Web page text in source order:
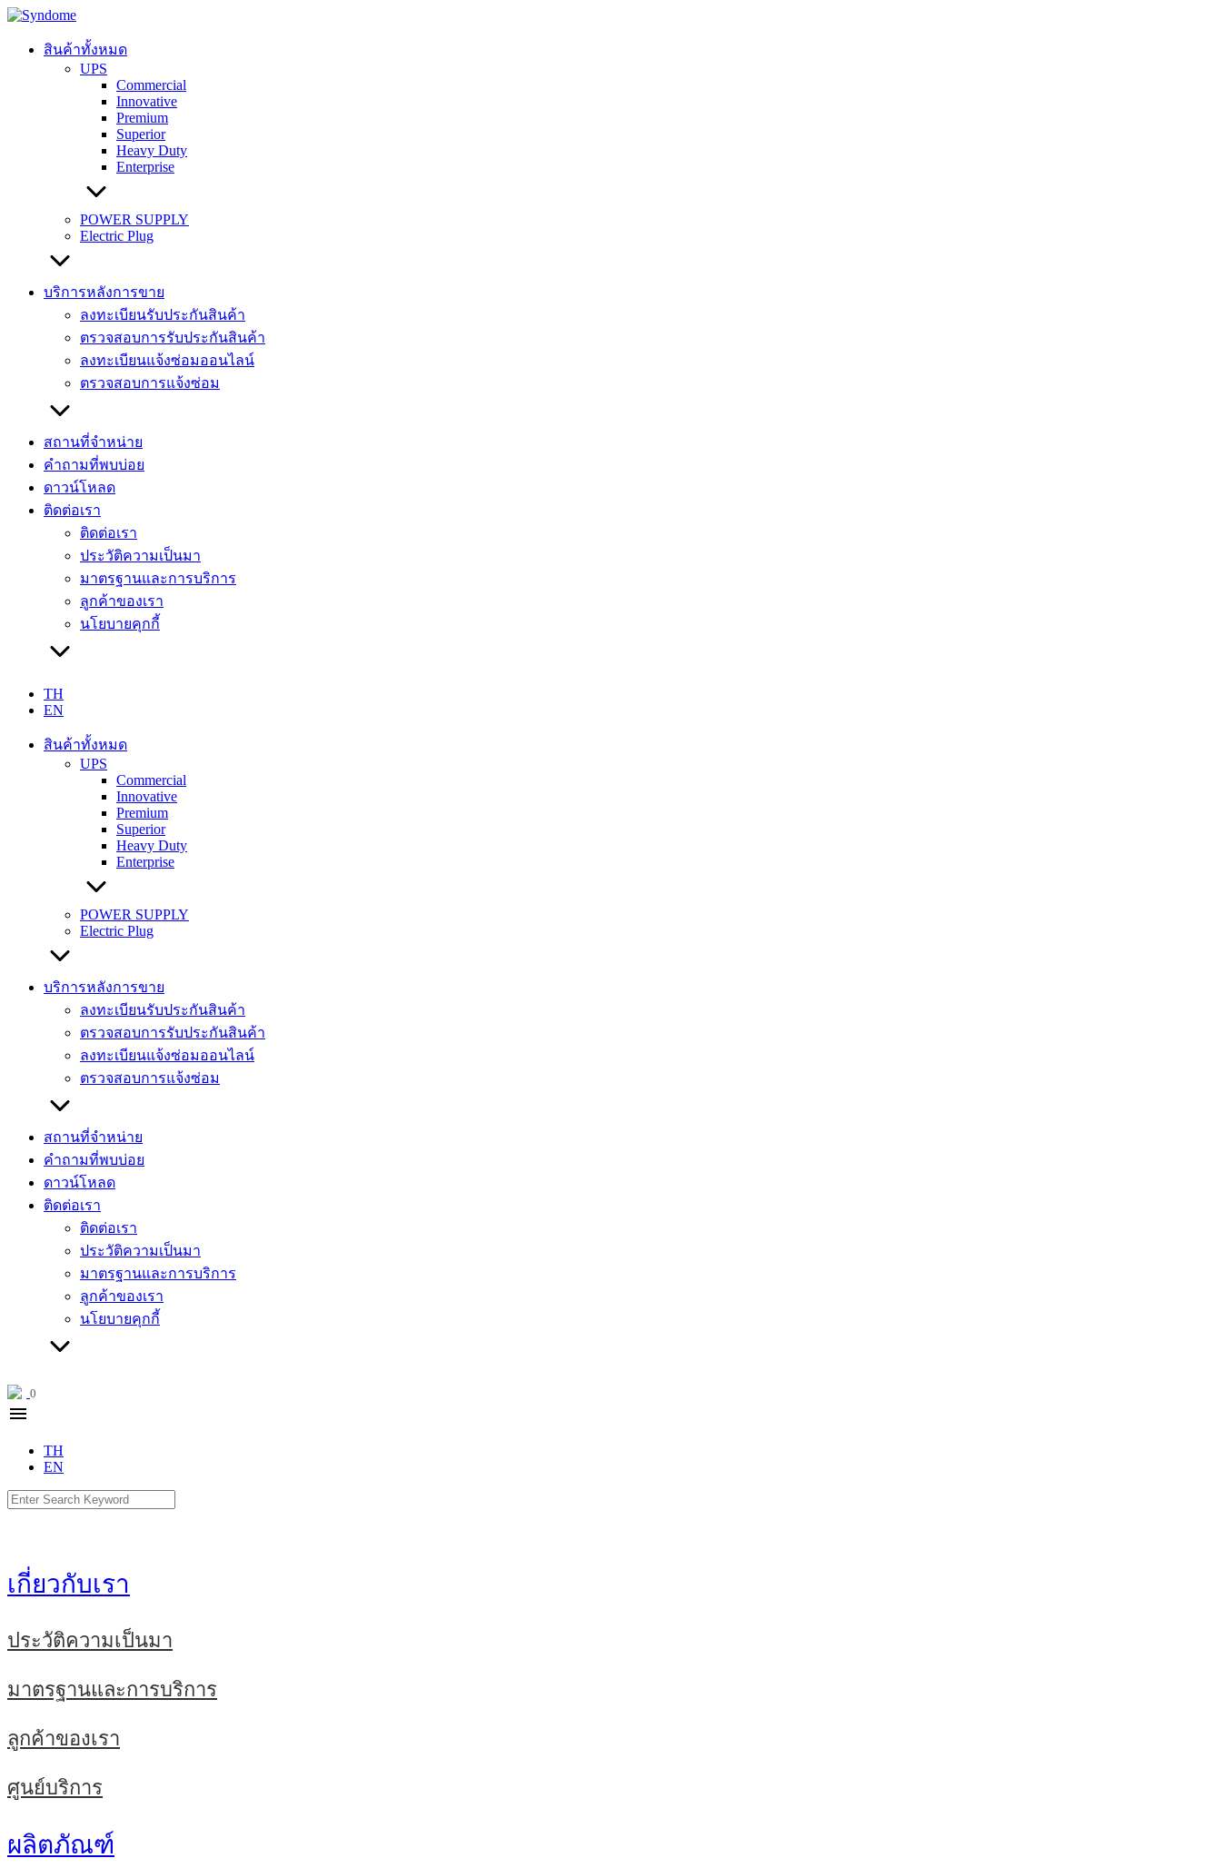
Skip
contentสินค้าทั้งหมด
UPS
Commercial
Innovative
Premium
Superior
Heavy Duty
Enterprise
POWER SUPPLY
Electric Plug
บริการหลังการขาย
ลงทะเบียนรับประกันสินค้า
ตรวจสอบการรับประกันสินค้า
ลงทะเบียนแจ้งซ่อมออนไลน์
ตรวจสอบการแจ้งซ่อม
สถานที่จำหน่าย
คำถามที่พบบ่อย
ดาวน์โหลด
ติดต่อเรา
ติดต่อเรา
ประวัติความเป็นมา
มาตรฐานและการบริการ
ลูกค้าของเรา
นโยบายคุกกี้
TH
EN
สินค้าทั้งหมด
UPS
Commercial
Innovative
Premium
Superior
Heavy Duty
Enterprise
POWER SUPPLY
Electric Plug
บริการหลังการขาย
ลงทะเบียนรับประกันสินค้า
ตรวจสอบการรับประกันสินค้า
ลงทะเบียนแจ้งซ่อมออนไลน์
ตรวจสอบการแจ้งซ่อม
สถานที่จำหน่าย
คำถามที่พบบ่อย
ดาวน์โหลด
ติดต่อเรา
ติดต่อเรา
ประวัติความเป็นมา
มาตรฐานและการบริการ
ลูกค้าของเรา
นโยบายคุกกี้
0
menu
TH
EN
Search
for:
เกี่ยวกับเรา
ประวัติความเป็นมา
มาตรฐานและการบริการ
ลูกค้าของเรา
ศูนย์บริการ
ผลิตภัณฑ์